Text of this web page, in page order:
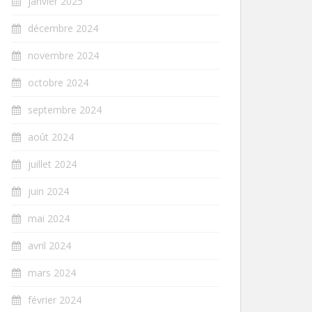
décembre 2024
novembre 2024
octobre 2024
septembre 2024
août 2024
juillet 2024
juin 2024
mai 2024
avril 2024
mars 2024
février 2024